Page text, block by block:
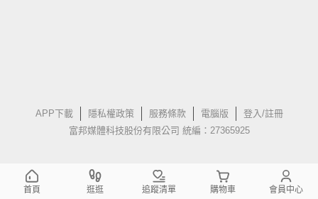
APP下載 隱私權政策 服務條款 電腦版
登入/註冊
富邦媒體科技股份有限公司 統編：27365925
首頁 逛逛 追蹤清單 購物車 會員中心